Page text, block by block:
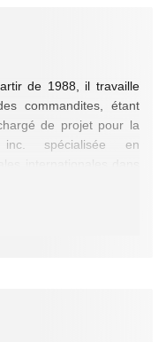
de 1988, il travaille
commandites, étant
de projet pour la
inc. spécialisée en
notamment